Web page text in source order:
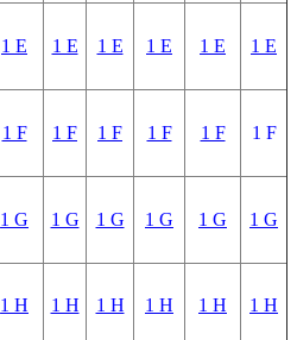
1 E 1 E 1 E 1 E 1 E 1 E
1 F 1 F 1 F 1 F 1 F 1 F
1 G 1 G 1 G 1 G 1 G 1 G
1 H 1 H 1 H 1 H 1 H 1 H